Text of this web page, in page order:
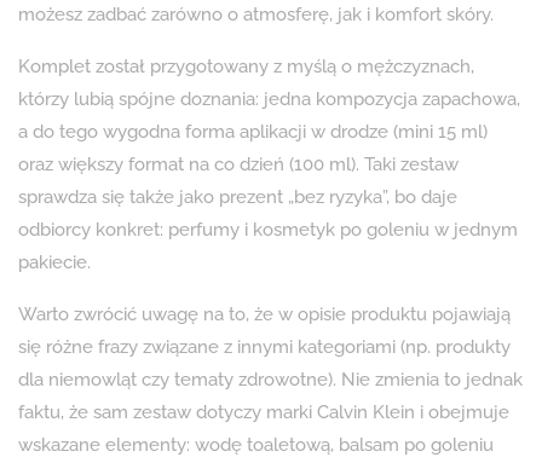
możesz zadbać zarówno o atmosferę, jak i komfort skóry.
Komplet został przygotowany z myślą o mężczyznach,
którzy lubią spójne doznania: jedna kompozycja zapachowa,
a do tego wygodna forma aplikacji w drodze (mini 15 ml)
oraz większy format na co dzień (100 ml). Taki zestaw
sprawdza się także jako prezent „bez ryzyka”, bo daje
odbiorcy konkret: perfumy i kosmetyk po goleniu w jednym
pakiecie.
Warto zwrócić uwagę na to, że w opisie produktu pojawiają
się różne frazy związane z innymi kategoriami (np. produkty
dla niemowląt czy tematy zdrowotne). Nie zmienia to jednak
faktu, że sam zestaw dotyczy marki Calvin Klein i obejmuje
wskazane elementy: wodę toaletową, balsam po goleniu